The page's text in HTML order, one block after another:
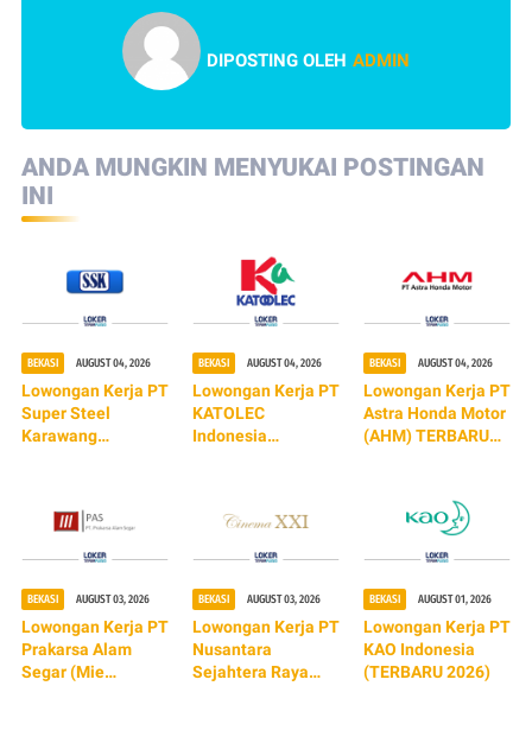
DIPOSTING OLEH ADMIN
ANDA MUNGKIN MENYUKAI POSTINGAN
INI
BEKASI AUGUST 04, 2026
Lowongan Kerja PT
Super Steel
Karawang
BEKASI AUGUST 04, 2026
Lowongan Kerja PT
KATOLEC
Indonesia
BEKASI AUGUST 04, 2026
Lowongan Kerja PT
Astra Honda Motor
(AHM) TERBARU
BEKASI AUGUST 03, 2026
Lowongan Kerja PT
Prakarsa Alam
Segar (Mie
BEKASI AUGUST 03, 2026
Lowongan Kerja PT
Nusantara
Sejahtera Raya
BEKASI AUGUST 01, 2026
Lowongan Kerja PT
KAO Indonesia
(TERBARU 2026)